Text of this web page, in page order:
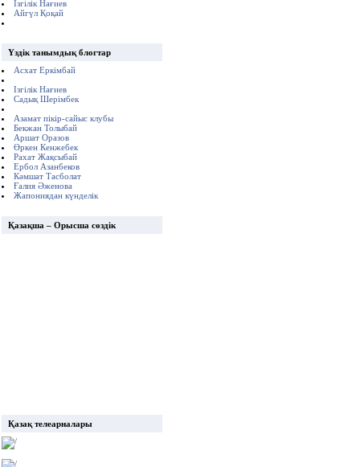
Ізгілік Нағиев
Айгүл Қоқай
Үздік танымдық блогтар
Асхат Еркімбай
Ізгілік Нағиев
Садық Шерімбек
Азамат пікір-сайыс клубы
Бекжан Толыбай
Аршат Оразов
Өркен Кенжебек
Рахат Жақсыбай
Ербол Азанбеков
Кәмшат Тасболат
Ғалия Әженова
Жапониядан күнделік
Қазақша – Орысша сөздік
Қазақ телеарналары